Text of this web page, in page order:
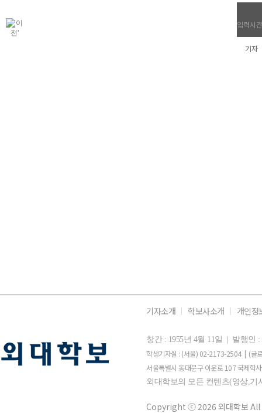
입력시
기자
기자소개 학보사소개 개인정
창간 : 1955년 4월 11일 | 발행
학생기자실 : (서울) 02-2173-2504 | (글
서울특별시 동대문구 이운로 107 국제학
외대학보의 모든 컨텐츠(영상,기
Copyright ⓒ 2026 외대학보